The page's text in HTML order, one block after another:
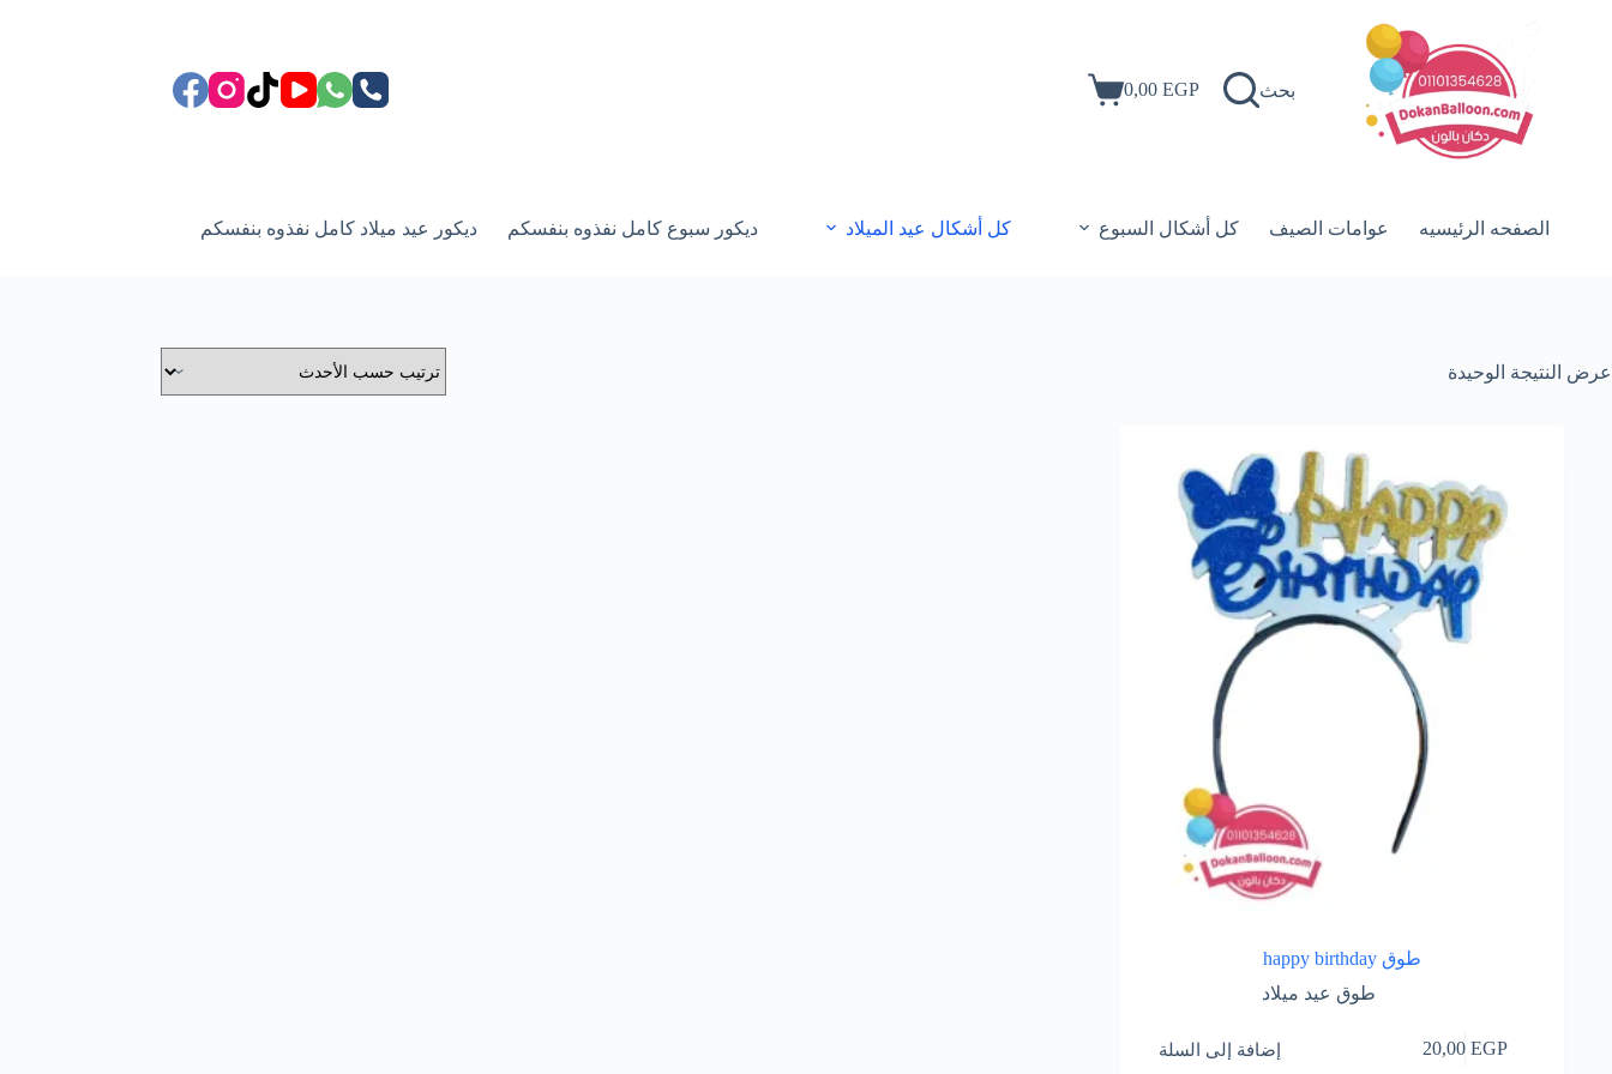
بحث
عربة
0,00 EGP
الصفحه الرئيسيه عوامات الصيف كل أشكال السبوع كل أشكال عيد الميلاد ديكور سبوع كامل نفذوه بنفسكم ديكور عيد ميلاد كامل نفذوه بنفسكم
عرض النتيجة الوحيدة
طوق happy birthday
طوق عيد ميلاد
20,00EGP إضافة إلى السلة